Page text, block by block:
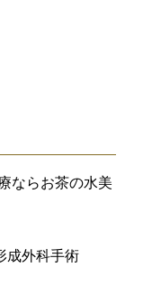
ならお茶の水美
成外科手術